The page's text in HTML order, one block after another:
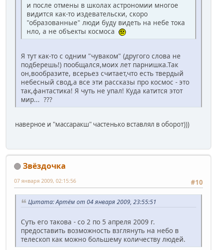
и после отмены в школах астрономии многое
видится как-то издевательски, скоро
"образованные" люди буду видеть на небе тока
нло, а не объекты космоса
Я тут как-то с одним "чуваком" (другого слова не
подберешь!) пообщался,моих лет парнишка.Так
он,вообразите, всерьез считает,что есть твердый
небесный свод,а все эти рассказы про космос - это
так,фантастика! Я чуть не упал! Куда катится этот
мир... ???
наверное и "массаракш" частенько вставлял в оборот)))
Звёздочка
#10
07 января 2009, 02:15:56
Цитата: Артём от 04 января 2009, 23:55:51
Суть его такова - со 2 по 5 апреля 2009 г.
предоставить возможность взглянуть на небо в
телескоп как можно большему количеству людей.